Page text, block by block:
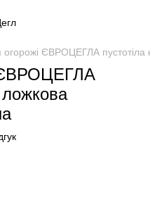
огорожі ЄВРОЦЕГЛА
ЄВРОЦЕГЛА
ложкова